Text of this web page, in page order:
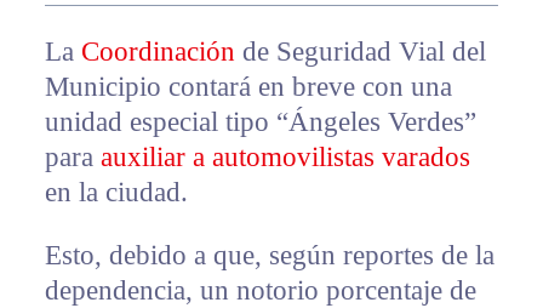
La Coordinación de Seguridad Vial del
Municipio contará en breve con una
unidad especial tipo “Ángeles Verdes”
para auxiliar a automovilistas varados
en la ciudad.
Esto, debido a que, según reportes de la
dependencia, un notorio porcentaje de